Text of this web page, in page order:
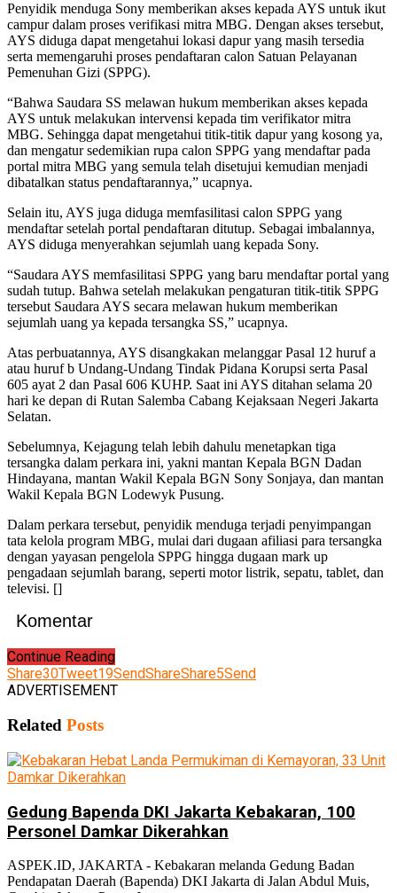
Penyidik menduga Sony memberikan akses kepada AYS untuk ikut
campur dalam proses verifikasi mitra MBG. Dengan akses tersebut,
AYS diduga dapat mengetahui lokasi dapur yang masih tersedia
serta memengaruhi proses pendaftaran calon Satuan Pelayanan
Pemenuhan Gizi (SPPG).
“Bahwa Saudara SS melawan hukum memberikan akses kepada
AYS untuk melakukan intervensi kepada tim verifikator mitra
MBG. Sehingga dapat mengetahui titik-titik dapur yang kosong ya,
dan mengatur sedemikian rupa calon SPPG yang mendaftar pada
portal mitra MBG yang semula telah disetujui kemudian menjadi
dibatalkan status pendaftarannya,” ucapnya.
Selain itu, AYS juga diduga memfasilitasi calon SPPG yang
mendaftar setelah portal pendaftaran ditutup. Sebagai imbalannya,
AYS diduga menyerahkan sejumlah uang kepada Sony.
“Saudara AYS memfasilitasi SPPG yang baru mendaftar portal yang
sudah tutup. Bahwa setelah melakukan pengaturan titik-titik SPPG
tersebut Saudara AYS secara melawan hukum memberikan
sejumlah uang ya kepada tersangka SS,” ucapnya.
Atas perbuatannya, AYS disangkakan melanggar Pasal 12 huruf a
atau huruf b Undang-Undang Tindak Pidana Korupsi serta Pasal
605 ayat 2 dan Pasal 606 KUHP. Saat ini AYS ditahan selama 20
hari ke depan di Rutan Salemba Cabang Kejaksaan Negeri Jakarta
Selatan.
Sebelumnya, Kejagung telah lebih dahulu menetapkan tiga
tersangka dalam perkara ini, yakni mantan Kepala BGN Dadan
Hindayana, mantan Wakil Kepala BGN Sony Sonjaya, dan mantan
Wakil Kepala BGN Lodewyk Pusung.
Dalam perkara tersebut, penyidik menduga terjadi penyimpangan
tata kelola program MBG, mulai dari dugaan afiliasi para tersangka
dengan yayasan pengelola SPPG hingga dugaan mark up
pengadaan sejumlah barang, seperti motor listrik, sepatu, tablet, dan
televisi. []
Komentar
Continue Reading
Share30Tweet19SendShareShare5Send
ADVERTISEMENT
Related Posts
Gedung Bapenda DKI Jakarta Kebakaran, 100
Personel Damkar Dikerahkan
ASPEK.ID, JAKARTA - Kebakaran melanda Gedung Badan
Pendapatan Daerah (Bapenda) DKI Jakarta di Jalan Abdul Muis,